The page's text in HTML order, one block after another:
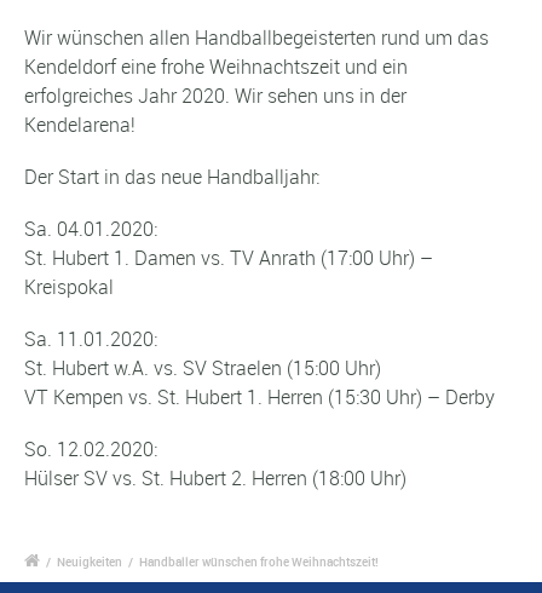
Wir wünschen allen Handballbegeisterten rund um das
Kendeldorf eine frohe Weihnachtszeit und ein
erfolgreiches Jahr 2020. Wir sehen uns in der
Kendelarena!
Der Start in das neue Handballjahr:
Sa. 04.01.2020:
St. Hubert 1. Damen vs. TV Anrath (17:00 Uhr) –
Kreispokal
Sa. 11.01.2020:
St. Hubert w.A. vs. SV Straelen (15:00 Uhr)
VT Kempen vs. St. Hubert 1. Herren (15:30 Uhr) – Derby
So. 12.02.2020:
Hülser SV vs. St. Hubert 2. Herren (18:00 Uhr)
/ Neuigkeiten / Handballer wünschen frohe Weihnachtszeit!